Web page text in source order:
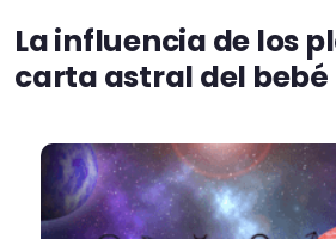
La influencia de los
carta astral del bebé